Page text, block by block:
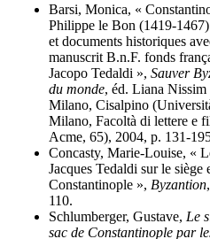
Barsi, Monica, «
Philippe le Bon (1419-
et documents historiques
manuscrit B.n.F. fonds
Jacopo Tedaldi », Sauver
du monde, éd. Liana
Milano, Cisalpino
Milano, Facoltà di lettere e
Acme, 65), 2004, p. 131-
Concasty, Marie-Louise, «
Jacques Tedaldi sur le siège
Constantinople », Byzantion
110.
Schlumberger, Gustave, Le
sac de Constantinople par